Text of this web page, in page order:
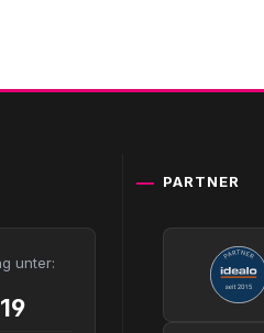
unter:
PARTNER